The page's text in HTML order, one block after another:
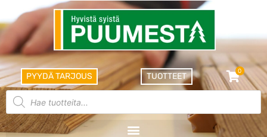
PYYDÄ TARJOUS TUOTTEET
0